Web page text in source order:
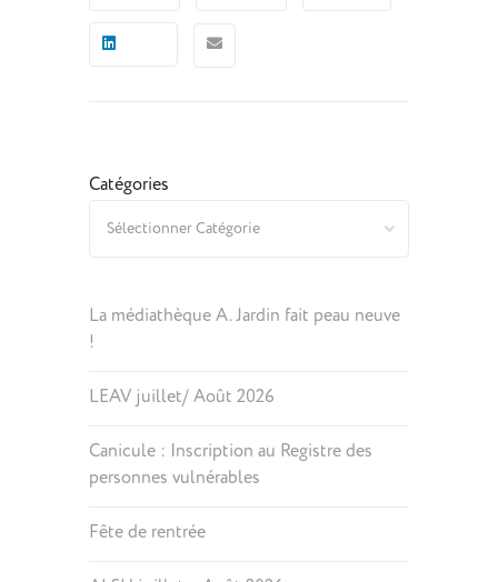
Catégories
La médiathèque A. Jardin fait peau neuve
!
LEAV juillet/ Août 2026
Canicule : Inscription au Registre des
personnes vulnérables
Fête de rentrée